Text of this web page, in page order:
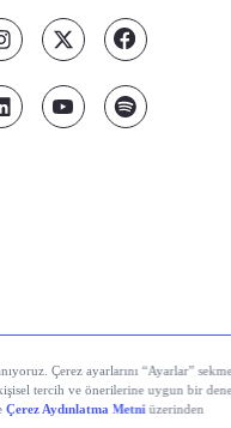
Kişisel
Gizlilik